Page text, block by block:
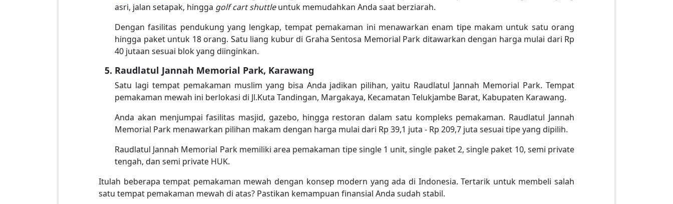
asri, jalan setapak, hingga golf cart shuttleuntuk memudahkan Anda saat berziarah.
Dengan fasilitas pendukung yang lengkap, tempat pemakaman ini menawarkan enam tipe makam untuk satu orang
hingga paket untuk 18 orang. Satu liang kubur di Graha Sentosa Memorial Park ditawarkan dengan harga mulai dari Rp
40 jutaan sesuai blok yang diinginkan.
Raudlatul Jannah Memorial Park, Karawang
Satu lagi tempat pemakaman muslim yang bisa Anda jadikan pilihan, yaitu Raudlatul Jannah Memorial Park. Tempat
pemakaman mewah ini berlokasi di Jl.Kuta Tandingan, Margakaya, Kecamatan Telukjambe Barat, Kabupaten Karawang.
Anda akan menjumpai fasilitas masjid, gazebo, hingga restoran dalam satu kompleks pemakaman. Raudlatul Jannah
Memorial Park menawarkan pilihan makam dengan harga mulai dari Rp 39,1 juta - Rp 209,7 juta sesuai tipe yang dipilih.
Raudlatul Jannah Memorial Park memiliki area pemakaman tipe single 1 unit, single paket 2, single paket 10, semi private
tengah, dan semi private HUK.
Itulah beberapa tempat pemakaman mewah dengan konsep modern yang ada di Indonesia. Tertarik untuk membeli salah
satu tempat pemakaman mewah di atas? Pastikan kemampuan finansial Anda sudah stabil.